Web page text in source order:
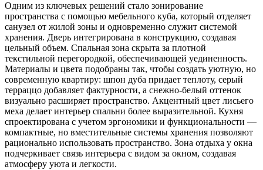
Одним из ключевых решений стало зонирование
пространства с помощью мебельного куба, который отделяет
санузел от жилой зоны и одновременно служит системой
хранения. Дверь интегрирована в конструкцию, создавая
цельный объем. Спальная зона скрыта за плотной
текстильной перегородкой, обеспечивающей уединенность.
Материалы и цвета подобраны так, чтобы создать уютную, но
современную квартиру: шпон дуба придает теплоту, серый
терраццо добавляет фактурности, а снежно-белый оттенок
визуально расширяет пространство. Акцентный цвет лисьего
меха делает интерьер спальни более выразительной. Кухня
спроектирована с учетом эргономики и функциональности —
компактные, но вместительные системы хранения позволяют
рационально использовать пространство. Зона отдыха у окна
подчеркивает связь интерьера с видом за окном, создавая
атмосферу уюта и легкости.